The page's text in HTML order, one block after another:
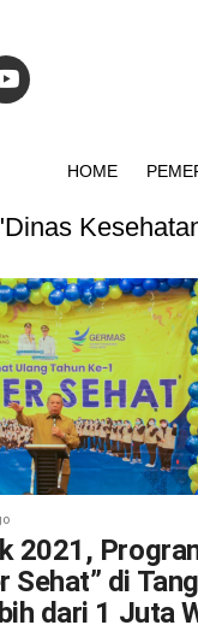
HOME
2021,
Sehat” di
dari 1 Juta